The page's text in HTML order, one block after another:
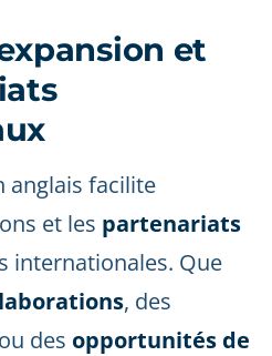
et
anglais facilite
et les partenariats
internationales. Que
, des
ou des opportunités de